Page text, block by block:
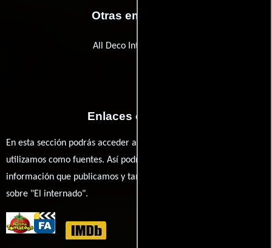
Otras empresas
All Deco International
Enlaces externos
En esta sección podrás acceder a los recursos externos que
utilizamos como fuentes. Así podrás chequear toda la
información que publicamos y también ampliar tu conocimiento
sobre "El internado".